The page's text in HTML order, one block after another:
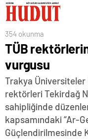
354 okunma
TÜB
vurgusu
Trakya Üniversiteler
rektörleri Tekirdağ
sahipliğinde
kapsamındaki “Ar-
Güçlendirilmesinde